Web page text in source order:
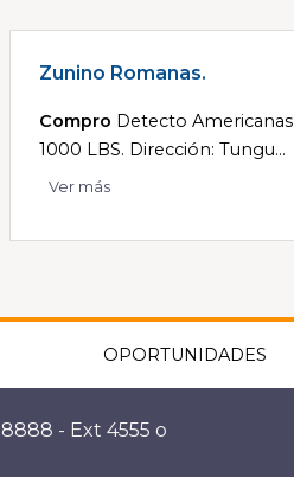
Zunino Romanas.
Compro Detecto Americanas
1000 LBS. Dirección: Tungu...
Ver más
OPORTUNIDADES
- Ext 4555 o